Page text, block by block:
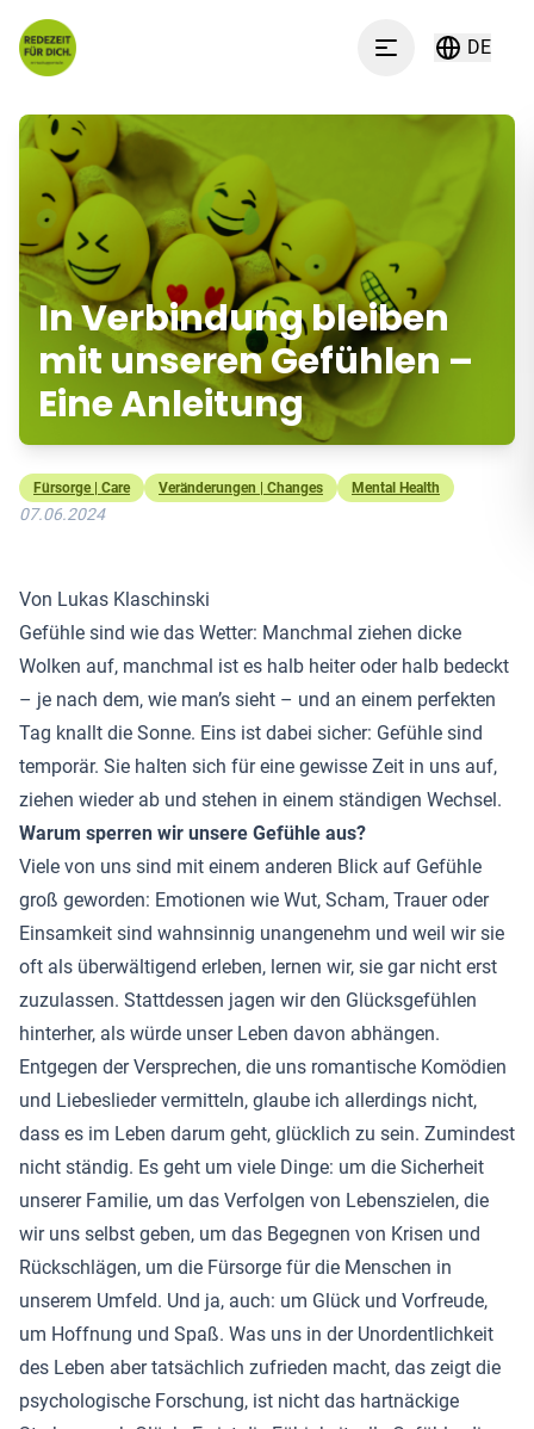
Menu
DE
In Verbindung bleiben
mit unseren Gefühlen –
Eine Anleitung
Fürsorge | Care Veränderungen | Changes Mental Health
07.06.2024
Von Lukas Klaschinski
Gefühle sind wie das Wetter: Manchmal ziehen dicke
Wolken auf, manchmal ist es halb heiter oder halb bedeckt
– je nach dem, wie man’s sieht – und an einem perfekten
Tag knallt die Sonne. Eins ist dabei sicher: Gefühle sind
temporär. Sie halten sich für eine gewisse Zeit in uns auf,
ziehen wieder ab und stehen in einem ständigen Wechsel.
Warum sperren wir unsere Gefühle aus?
Viele von uns sind mit einem anderen Blick auf Gefühle
groß geworden: Emotionen wie Wut, Scham, Trauer oder
Einsamkeit sind wahnsinnig unangenehm und weil wir sie
oft als überwältigend erleben, lernen wir, sie gar nicht erst
zuzulassen. Stattdessen jagen wir den Glücksgefühlen
hinterher, als würde unser Leben davon abhängen.
Entgegen der Versprechen, die uns romantische Komödien
und Liebeslieder vermitteln, glaube ich allerdings nicht,
dass es im Leben darum geht, glücklich zu sein. Zumindest
nicht ständig. Es geht um viele Dinge: um die Sicherheit
unserer Familie, um das Verfolgen von Lebenszielen, die
wir uns selbst geben, um das Begegnen von Krisen und
Rückschlägen, um die Fürsorge für die Menschen in
unserem Umfeld. Und ja, auch: um Glück und Vorfreude,
um Hoffnung und Spaß. Was uns in der Unordentlichkeit
des Leben aber tatsächlich zufrieden macht, das zeigt die
psychologische Forschung, ist nicht das hartnäckige